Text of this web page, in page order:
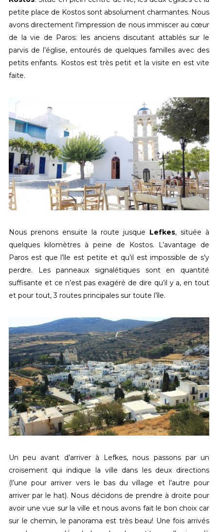
petite place de Kostos sont absolument charmantes. Nous
avons directement l’impression de nous immiscer au cœur
de la vie de Paros: les anciens discutant attablés sur le
parvis de l’église, entourés de quelques familles avec des
petits enfants. Kostos est très petit et la visite en est vite
faite.
Nous prenons ensuite la route jusque Lefkes, située à
quelques kilomètres à peine de Kostos. L’avantage de
Paros est que l’île est petite et qu’il est impossible de s’y
perdre. Les panneaux signalétiques sont en quantité
suffisante et ce n’est pas exagéré de dire qu’il y a, en tout
et pour tout, 3 routes principales sur toute l’île.
Un peu avant d’arriver à Lefkes, nous passons par un
croisement qui indique la ville dans les deux directions
(l’une pour arriver vers le bas du village et l’autre pour
arriver par le hat). Nous décidons de prendre à droite pour
avoir une vue sur la ville et nous avons fait le bon choix car
sur le chemin, le panorama est très beau! Une fois arrivés